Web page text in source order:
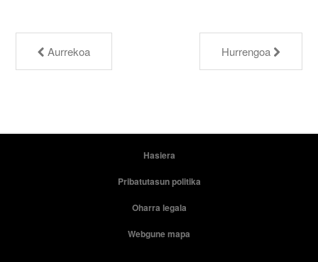
Aurrekoa Hurrengoa
Hasiera
Pribatutasun politika
Oharra legala
Webgune mapa